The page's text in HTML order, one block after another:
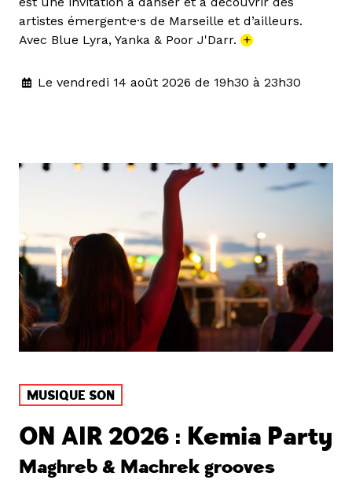
artistes émergent·e·s de Marseille et d’ailleurs.
Avec Blue Lyra, Yanka & Poor J'Darr. +
Le vendredi 14 août 2026 de 19h30 à 23h30
MUSIQUE SON
ON AIR 2026 : Kemia Party
Maghreb & Machrek grooves